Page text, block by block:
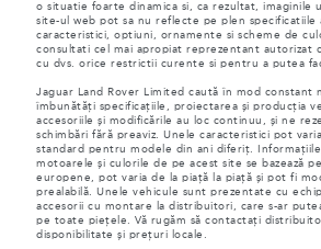
o situatie foarte dinamica si, ca rezultat, imaginile
site-ul web pot sa nu reflecte pe plen specificatiile
caracteristici, optiuni, ornamente si scheme de
consultati cel mai apropiat reprezentant autorizat
cu dvs. orice restrictii curente si pentru a putea
Jaguar Land Rover Limited caută în mod constant
îmbunătăți specificațiile, proiectarea și producția
accesoriile și modificările au loc continuu, și ne
schimbări fără preaviz. Unele caracteristici pot
standard pentru modele din ani diferiț.
motoarele și culorile de pe acest site se bazează
europene, pot varia de la piață la piață și pot fi
prealabilă. Unele vehicule sunt prezentate cu
accesorii cu montare la distribuitori, care s-ar
pe toate piețele. Vă rugăm să contactați
disponibilitate și prețuri locale.